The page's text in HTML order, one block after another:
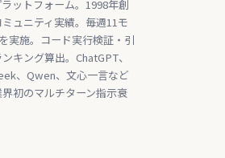
ットフォーム。1998年創
ュニティ実績。毎週11モ
実施。コード実行検証・引
キング算出。ChatGPT、
、Qwen、文心一言など
初のマルチターン指示衰